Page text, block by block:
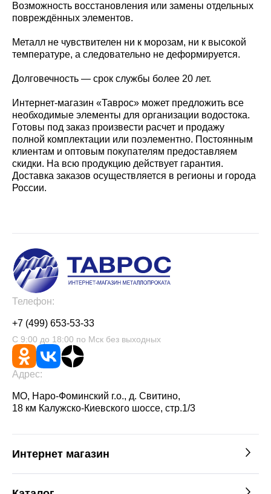
Возможность восстановления или замены отдельных
повреждённых элементов.
Металл не чувствителен ни к морозам, ни к высокой
температуре, а следовательно не деформируется.
Долговечность — срок службы более 20 лет.
Интернет-магазин «Таврос» может предложить все
необходимые элементы для организации водостока.
Готовы под заказ произвести расчет и продажу
полной комплектации или поэлементно. Постоянным
клиентам и оптовым покупателям предоставляем
скидки. На всю продукцию действует гарантия.
Доставка заказов осуществляется в регионы и города
России.
Телефон:
+7 (499) 653-53-33
С 9:00 до 18:00 по Мск без выходных
Адрес:
МО, Наро-Фоминский г.о., д. Свитино,
18 км Калужско-Киевского шоссе, стр.1/3
Интернет магазин